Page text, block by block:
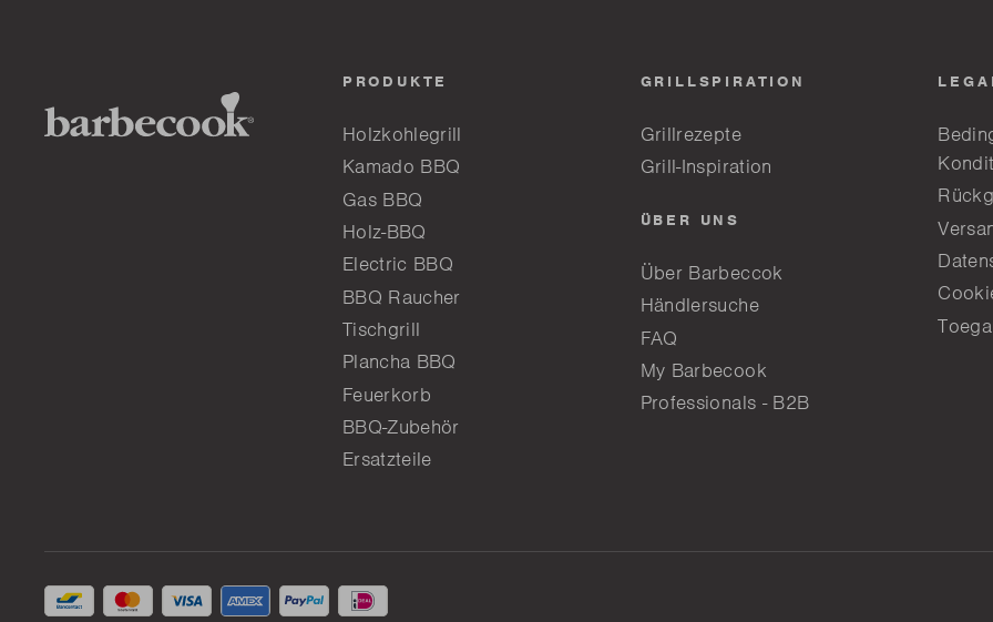
PRODUKTE
Holzkohlegrill
Kamado BBQ
Gas BBQ
Holz-BBQ
Electric BBQ
BBQ Raucher
Tischgrill
Plancha BBQ
Feuerkorb
BBQ-Zubehör
Ersatzteile
GRILLSPIRATION
Grillrezepte
Grill-Inspiration
ÜBER UNS
Über Barbeccok
Händlersuche
FAQ
My Barbecook
Professionals - B2B
Akzeptierte